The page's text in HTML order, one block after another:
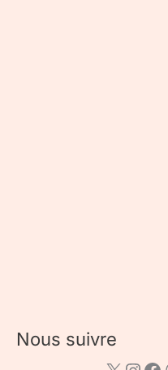
Nous suivre